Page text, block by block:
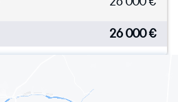
26 000€